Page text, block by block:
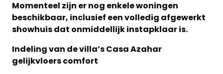
Momenteel zijn er nog enkele woningen
beschikbaar, inclusief een volledig afgewerkt
showhuis dat onmiddellijk instapklaar is.
Indeling van de villa’s Casa Azahar
gelijkvloers comfort